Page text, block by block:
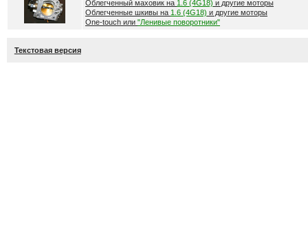
Облегченный маховик на 1.6 (4G18) и другие моторы
Облегченные шкивы на 1.6 (4G18) и другие моторы
One-touch или "Ленивые поворотники"
Текстовая версия